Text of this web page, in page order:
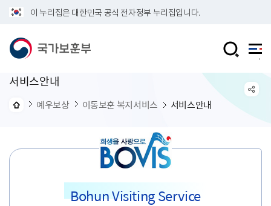
이 누리집은 대한민국 공식 전자정부 누리집입니다.
서비스안내
예우보상 이동보훈 복지서비스 서비스안내
Bohun Visiting Service